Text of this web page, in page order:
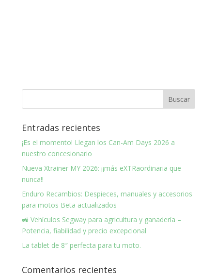
Entradas recientes
¡Es el momento! Llegan los Can-Am Days 2026 a
nuestro concesionario
Nueva Xtrainer MY 2026: ¡¡más eXTRaordinaria que
nunca!!
Enduro Recambios: Despieces, manuales y accesorios
para motos Beta actualizados
🚜 Vehículos Segway para agricultura y ganadería –
Potencia, fiabilidad y precio excepcional
La tablet de 8″ perfecta para tu moto.
Comentarios recientes